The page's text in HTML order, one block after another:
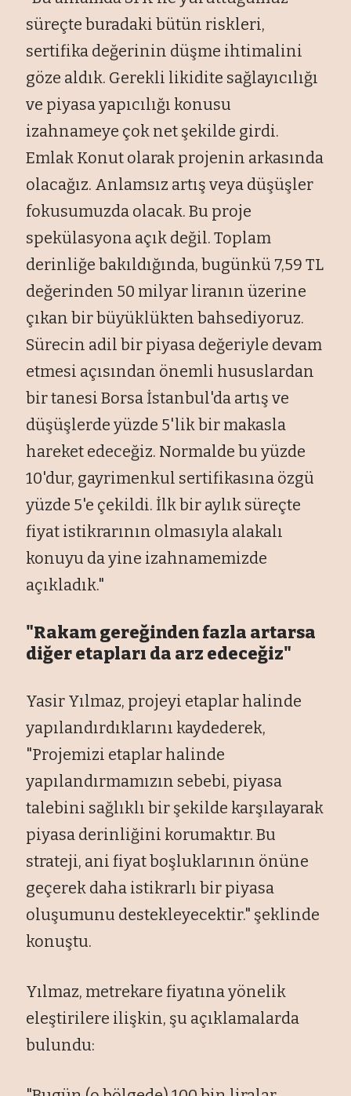
süreçte buradaki bütün riskleri,
sertifika değerinin düşme ihtimalini
göze aldık. Gerekli likidite sağlayıcılığı
ve piyasa yapıcılığı konusu
izahnameye çok net şekilde girdi.
Emlak Konut olarak projenin arkasında
olacağız. Anlamsız artış veya düşüşler
fokusumuzda olacak. Bu proje
spekülasyona açık değil. Toplam
derinliğe bakıldığında, bugünkü 7,59 TL
değerinden 50 milyar liranınüzerine
çıkan bir büyüklükten bahsediyoruz.
Sürecin adil bir piyasa değeriyle devam
etmesi açısından önemli hususlardan
bir tanesi Borsa İstanbul'da artış ve
düşüşlerde yüzde 5'lik bir makasla
hareket edeceğiz. Normalde bu yüzde
10'dur, gayrimenkul sertifikasına özgü
yüzde 5'e çekildi. İlk bir aylık süreçte
fiyat istikrarının olmasıyla alakalı
konuyu da yine izahnamemizde
açıkladık."
"Rakam gereğinden fazla artarsa
diğer etapları da arz edeceğiz"
Yasir Yılmaz, projeyi etaplar halinde
yapılandırdıklarını kaydederek,
"Projemizi etaplar halinde
yapılandırmamızın sebebi, piyasa
talebini sağlıklı bir şekilde karşılayarak
piyasa derinliğini korumaktır. Bu
strateji, ani fiyat boşluklarının önüne
geçerek daha istikrarlı bir piyasa
oluşumunu destekleyecektir." şeklinde
konuştu.
Yılmaz, metrekare fiyatına yönelik
eleştirilere ilişkin, şu açıklamalarda
bulundu: